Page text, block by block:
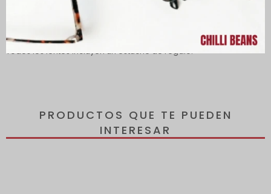
riesgo de desarrollar enfermedades oculares.
Todos los lentes incluyen un estuche de regalo.
PRODUCTOS QUE TE PUEDEN
INTERESAR